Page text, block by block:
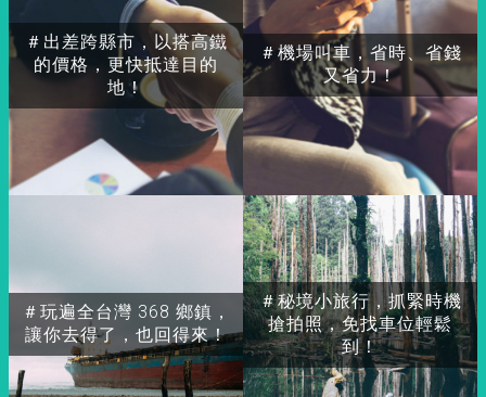
＃出差跨縣市，以搭高鐵
的價格，更快抵達目的
地！
＃玩遍全台灣 368 鄉鎮，
讓你去得了，也回得來！
＃秘境小旅行，抓緊時機
搶拍照，免找車位輕鬆
到！
＃機場叫車，省時、省錢
又省力！